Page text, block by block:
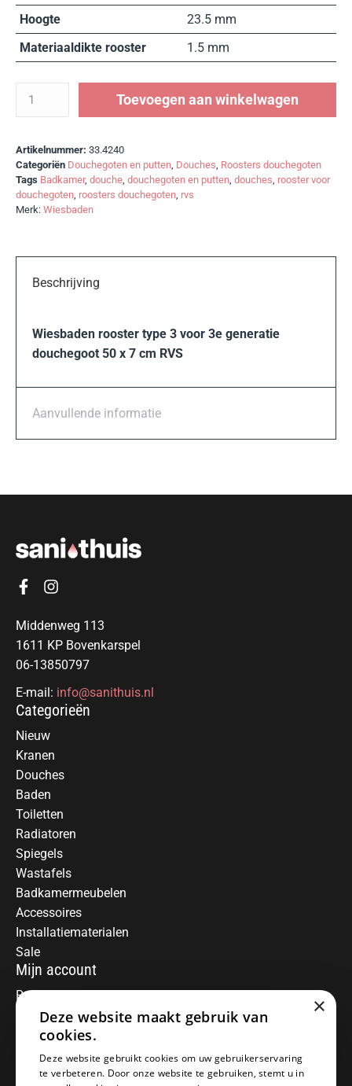
Hoogte
23.5 mm
Materiaaldikte rooster
1.5 mm
Toevoegen aan winkelwagen
Artikelnummer: 33.4240
Categoriën Douchegoten en putten Douches Roosters douchegoten
Tags Badkamer, douche douchegoten en putten douches rooster voor
douchegoten roosters douchegoten rvs
Merk: Wiesbaden
Beschrijving
Wiesbaden rooster type 3 voor 3e generatie
douchegoot 50 x 7 cm RVS
Aanvullende informatie
Middenweg 113
1611 KP Bovenkarspel
06-13850797
E-mail: info@sanithuis.nl
Categorieën
Nieuw
Kranen
Douches
Baden
Toiletten
Radiatoren
Spiegels
Wastafels
Badkamermeubelen
Accessoires
Installatiematerialen
Sale
Mijn account
Registreren
Mijn bestellingen
Informatie
Over ons
Algemene voorwaarden
×
Deze website maakt gebruik van
cookies.
Deze website gebruikt cookies om uw gebruikerservaring
te verbeteren. Door onze website te gebruiken, stemt u in